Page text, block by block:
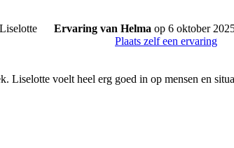
Ervaring van Helma op 6 oktober
Plaats zelf een ervaring
Liselotte voelt heel erg goed in op mensen en